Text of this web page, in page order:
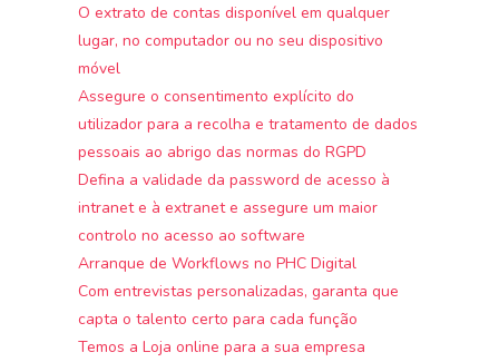
O extrato de contas disponível em qualquer
lugar, no computador ou no seu dispositivo
móvel
Assegure o consentimento explícito do
utilizador para a recolha e tratamento de dados
pessoais ao abrigo das normas do RGPD
Defina a validade da password de acesso à
intranet e à extranet e assegure um maior
controlo no acesso ao software
Arranque de Workflows no PHC Digital
Com entrevistas personalizadas, garanta que
capta o talento certo para cada função
Temos a Loja online para a sua empresa